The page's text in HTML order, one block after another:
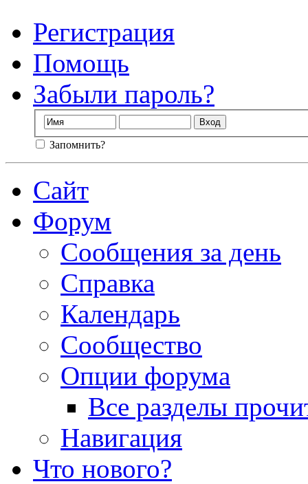
Регистрация
Помощь
Забыли пароль?
Запомнить?
Сайт
Форум
Сообщения за день
Справка
Календарь
Сообщество
Опции форума
Все разделы
Навигация
Что нового?